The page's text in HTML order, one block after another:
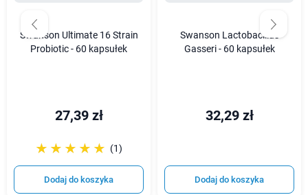
Swanson Ultimate 16 Strain
Probiotic - 60 kapsułek
27,39 zł
☆☆☆☆☆
★★★★★ (1)
Dodaj do koszyka
Swanson Lactobacillus
Gasseri - 60 kapsułek
32,29 zł
Dodaj do koszyka